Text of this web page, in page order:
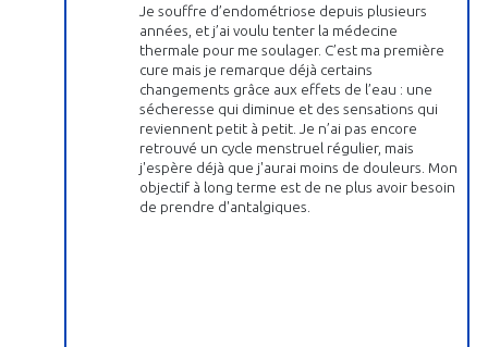
Je souffre d’endométriose depuis plusieurs
années, et j’ai voulu tenter la médecine
thermale pour me soulager. C’est ma première
cure mais je remarque déjà certains
changements grâce aux effets de l’eau : une
sécheresse qui diminue et des sensations qui
reviennent petit à petit. Je n’ai pas encore
retrouvé un cycle menstruel régulier, mais
j'espère déjà que j'aurai moins de douleurs. Mon
objectif à long terme est de ne plus avoir besoin
de prendre d'antalgiques.